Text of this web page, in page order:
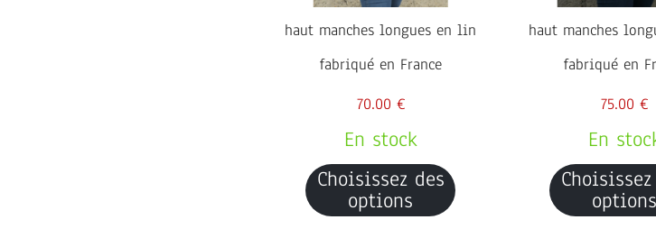
haut manches longues en lin
fabriqué en France
70.00 €
En stock
Choisissez des
options
haut manches
fabriqué en
75.00 €
En
options